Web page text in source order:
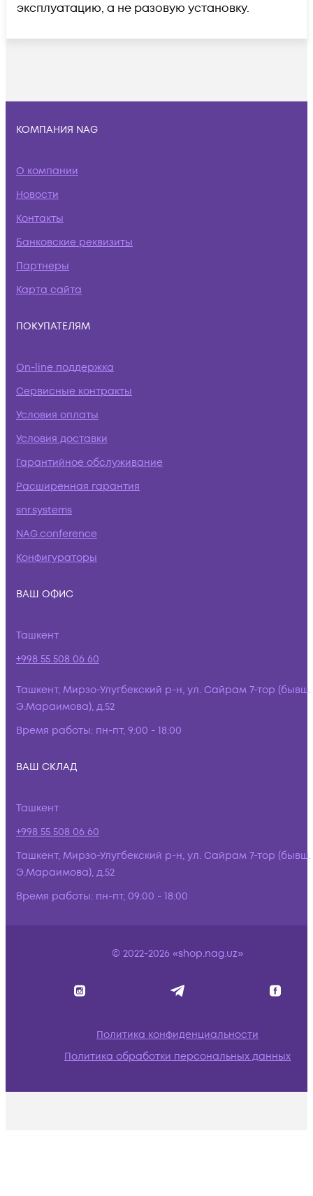
эксплуатацию, а не разовую установку.
КОМПАНИЯ NAG
О компании
Новости
Контакты
Банковские реквизиты
Партнеры
Карта сайта
ПОКУПАТЕЛЯМ
On-line поддержка
Сервисные контракты
Условия оплаты
Условия доставки
Гарантийное обслуживание
Расширенная гарантия
snr.systems
NAG.conference
Конфигураторы
ВАШ ОФИС
Ташкент
+998 55 508 06 60
Ташкент, Мирзо-Улугбекский р-н, ул. Сайрам 7-тор (бывш.
Э.Мараимова), д.52
Время работы: пн-пт, 9:00 - 18:00
ВАШ СКЛАД
Ташкент
+998 55 508 06 60
Ташкент, Мирзо-Улугбекский р-н, ул. Сайрам 7-тор (бывш.
Э.Мараимова), д.52
Время работы: пн-пт, 09:00 - 18:00
© 2022-2026 «shop.nag.uz»
Политика конфиденциальности
Политика обработки персональных данных